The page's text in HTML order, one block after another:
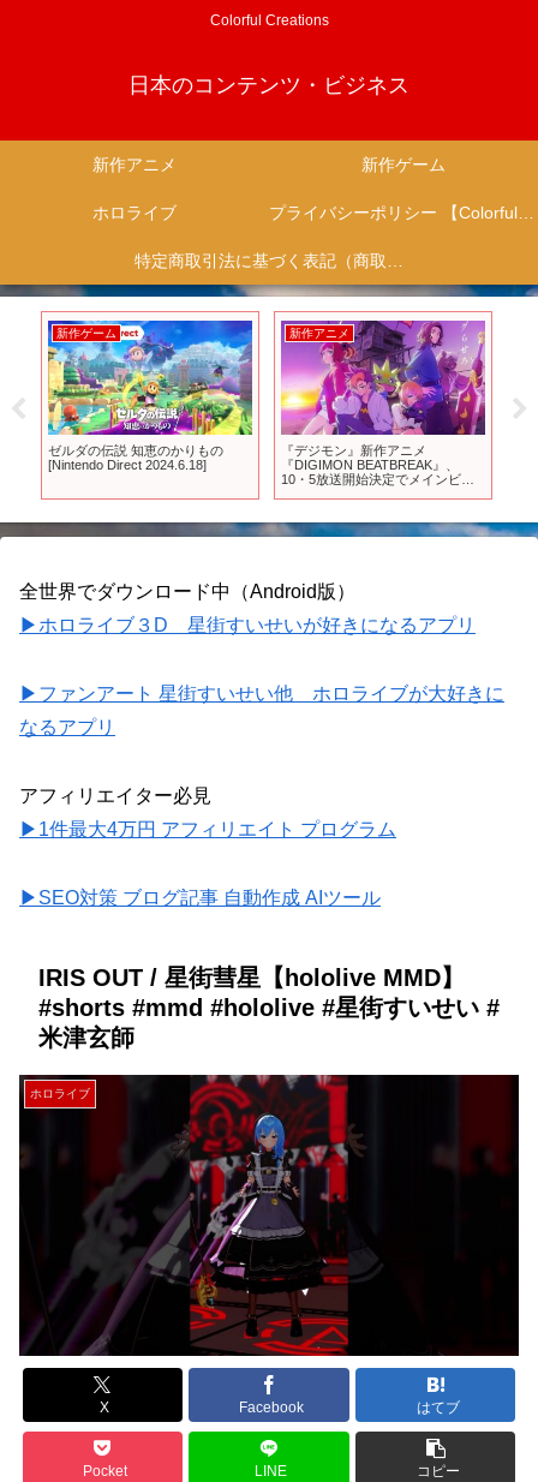
Colorful Creations
日本のコンテンツ・ビジネス
新作アニメ 新作ゲーム
ホロライブ プライバシーポリシー 【Colorful Creation】
特定商取引法に基づく表記（商取引に関する開示）
新作ゲーム
ゼルダの伝説 知恵のかりもの
[Nintendo Direct 2024.6.18]
新作アニメ
『デジモン』新作アニメ
『DIGIMON BEATBREAK』、
10・5放送開始決定でメインビジ
全世界でダウンロード中（Android版）
▶ホロライブ３D 星街すいせいが好きになるアプリ
▶ファンアート 星街すいせい他 ホロライブが大好きに
なるアプリ
アフィリエイター必見
▶1件最大4万円 アフィリエイト プログラム
▶SEO対策 ブログ記事 自動作成 AIツール
IRIS OUT / 星街彗星【hololive MMD】
#shorts #mmd #hololive #星街すいせい #
米津玄師
ホロライブ
X Facebook はてブ
Pocket LINE コピー